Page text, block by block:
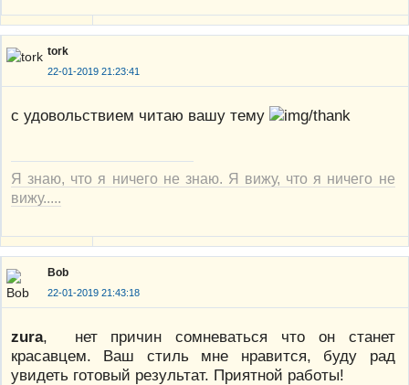
tork
22-01-2019 21:23:41
с удовольствием читаю вашу тему
Я знаю, что я ничего не знаю. Я вижу, что я ничего не
вижу.....
Bob
22-01-2019 21:43:18
zura, нет причин сомневаться что он станет
красавцем. Ваш стиль мне нравится, буду рад
увидеть готовый результат. Приятной работы!